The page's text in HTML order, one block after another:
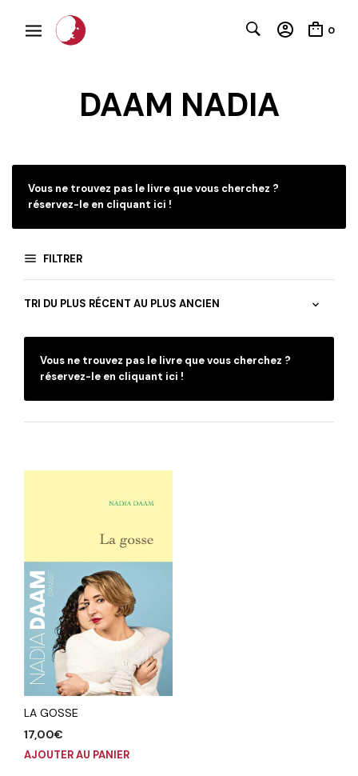
0
DAAM NADIA
Vous ne trouvez pas le livre que vous cherchez ?
réservez-le en cliquant ici !
FILTRER
Vous ne trouvez pas le livre que vous cherchez ?
réservez-le en cliquant ici !
LA GOSSE
17,00€
AJOUTER AU PANIER